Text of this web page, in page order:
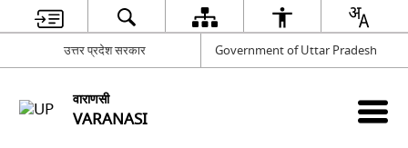
उत्तर प्रदेश सरकार Government of Uttar Pradesh
वाराणसी
VARANASI